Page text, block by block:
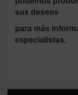
sus deseos
para más
especialistas.